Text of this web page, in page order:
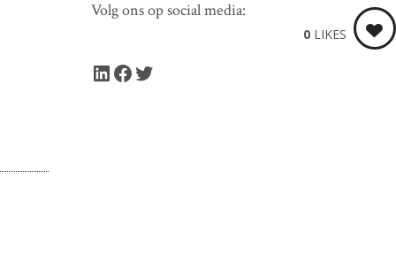
0 LIKES
Volg ons op social media:
LinkedIn Facebook